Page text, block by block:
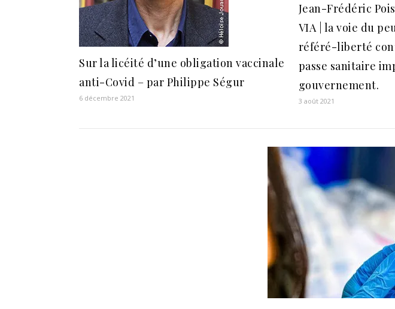
Sur la licéité d’une obligation vaccinale
anti-Covid – par Philippe Ségur
6 décembre 2021
Jean-Frédéric
VIA | la voie du
référé-liberté
passe sanitaire
gouvernement.
3 août 2021